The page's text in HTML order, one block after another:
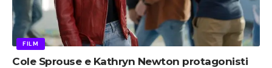
FILM
Cole Sprouse e Kathryn Newton protagonisti